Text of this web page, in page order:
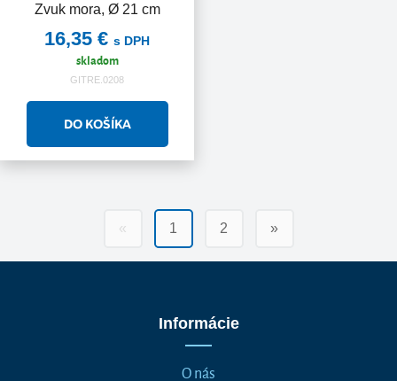
Zvuk mora, Ø 21 cm
16,35 € s DPH
skladom
GITRE.0208
« 1 2 »
Informácie
O nás